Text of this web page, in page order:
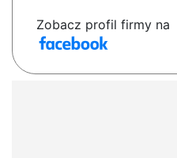
Zobacz profil firmy na